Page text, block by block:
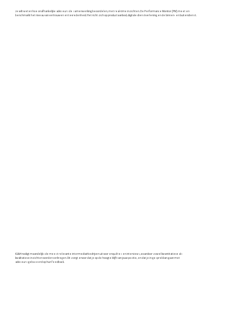
IG&H nodigt maandelijks de meest relevante intermediairbedrijven uit voor enquêtes en interviews, waardoor zowel kwantitatieve als
kwalitatieve inzichten worden verkregen. Dit zorgt ervoor dat je op de hoogte blijft van jouw positie, en dat je in gesprek kan gaan met
adviseurs gebaseerd op hun feedback.
Je wilt weten hoe onafhankelijke adviseurs de samenwerking beoordelen, met real-time inzichten. De Performance Monitor (PM) meet en
benchmarkt het niveau van vertrouwen en tevredenheid. Het richt zich op productaanbod, digitale dienstverlening en de binnen- en buitendienst.